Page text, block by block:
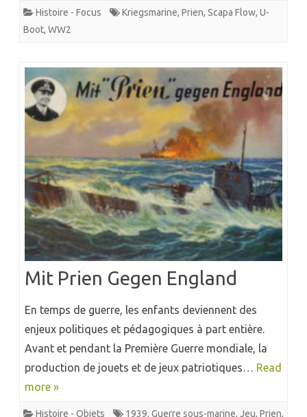
Histoire - Focus Kriegsmarine, Prien, Scapa Flow, U-
Boot, WW2
Mit Prien Gegen England
En temps de guerre, les enfants deviennent des
enjeux politiques et pédagogiques à part entière.
Avant et pendant la Première Guerre mondiale, la
production de jouets et de jeux patriotiques… Read
more »
Histoire - Objets 1939, Guerre sous-marine, Jeu, Prien,